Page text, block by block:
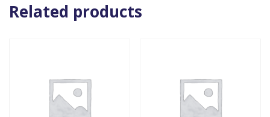
Related products